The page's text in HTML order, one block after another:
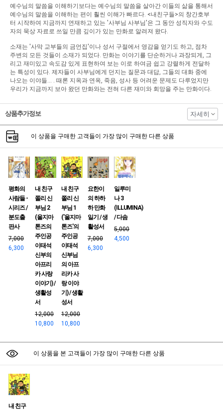
예수님의 말씀을 이해하기보다는 예수님의 말씀을 살아간 이들의 삶을 통해서
예수님의 말씀을 이해하는 편이 훨씬 이해가 빠르다. <내친구들>의 창간호부
터 시작하여 지금까지 연재하고 있는 '사부님 사부님'은 그 동안 성직자와 수도
자의 묵상 자료로 쓰일 만큼 깊이가 있는 만화로 알려져 왔다.
소재는 '사막 교부들의 금언집'이나 성서 구절에서 영감을 얻기도 하고, 점차
주변의 모든 것들이 소재가 되었다. 만화는 이야기를 단순하거나 과장되게, 그
리고 재미있고 속도감 있게 표현하여 보는 이로 하여금 쉽고 강렬하게 전달하
는 특성이 있다. 제자들이 사부님에게 던지는 질문과 대답, 그들의 대화 중에
나오는 이야들... . 때론 지옥과 연옥, 죽음, 성사 등 어려운 문제도 다루었지만
우리가 지금까지 보아 왔던 만화와는 전혀 다른 재미와 회망을 주는 만화이다.
상품추가정보 자세히
이 상품을 구매한 고객들이 가장 많이 구매한 다른 상품
평화의
사람들 -
시리즈 /
분도출
판사
7,000
6,300
내 친구
쫄리 신
부님 2
(울지마
톤즈의
주인공
이태석
신부의
아프리
카 사랑
이야기) /
생활성
서
12,000
10,800
내 친구
쫄리 신
부님 1
('울지마
톤즈'의
주인공
이태석
신부님
의 아프
리카 사
랑 이야
기) / 생활
성서
12,000
10,800
요한이
의 하하
하 만화
일기 / 생
활성서
7,000
6,300
일루미
나 3
(ILLUMINA)
/ 다솜
5,000
4,500
이 상품을 본 고객들이 가장 많이 구매한 다른 상품
내 친구